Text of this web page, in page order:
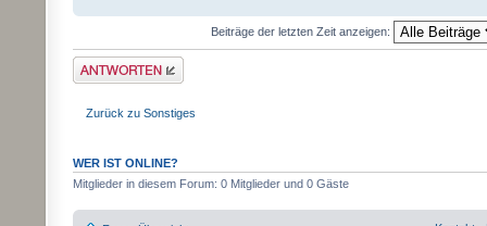
Beiträge der letzten Zeit anzeigen:
Antwort erstellen
Zurück zu Sonstiges
WER IST ONLINE?
Mitglieder in diesem Forum: 0 Mitglieder und 0 Gäste